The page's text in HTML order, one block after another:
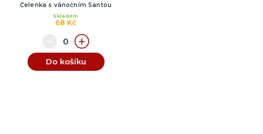
Čelenka s vánočním Santou
68 Kč
Skladem
Do košíku